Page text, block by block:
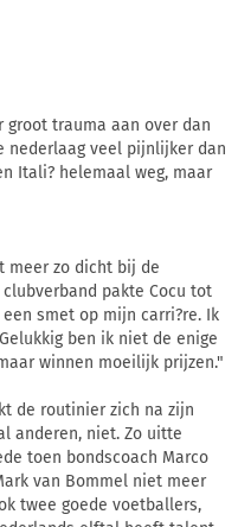
trauma aan over dan
nederlaag veel pijnlijker dan
Itali? helemaal weg, maar
meer zo dicht bij de
pakte Cocu tot
smet op mijn carri?re. Ik
ben ik niet de enige
winnen moeilijk prijzen."
de routinier zich na zijn
anderen, niet. Zo uitte
toen bondscoach Marco
van Bommel niet meer
twee goede voetballers,